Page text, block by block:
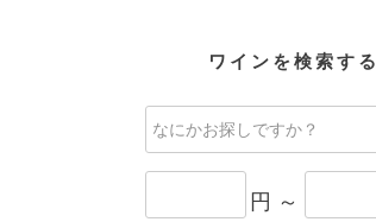
ワインを検索する
円 ～